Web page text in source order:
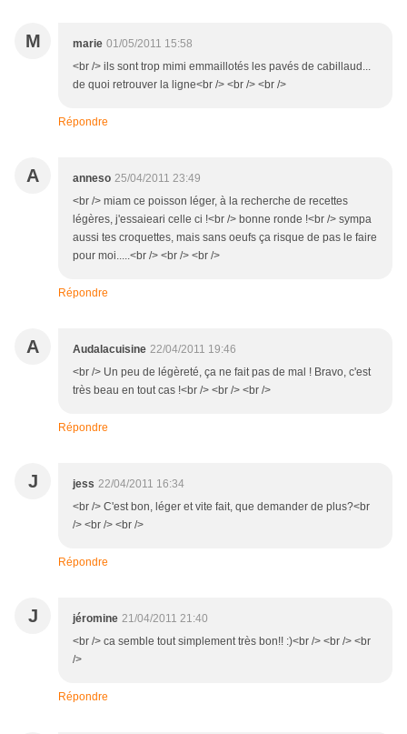
M marie 01/05/2011 15:58
<br /> ils sont trop mimi emmaillotés les pavés de cabillaud...
de quoi retrouver la ligne<br /> <br /> <br />
Répondre
A anneso 25/04/2011 23:49
<br /> miam ce poisson léger, à la recherche de recettes
légères, j'essaieari celle ci !<br /> bonne ronde !<br /> sympa
aussi tes croquettes, mais sans oeufs ça risque de pas le faire
pour moi.....<br /> <br /> <br />
Répondre
A Audalacuisine 22/04/2011 19:46
<br /> Un peu de légèreté, ça ne fait pas de mal ! Bravo, c'est
très beau en tout cas !<br /> <br /> <br />
Répondre
J jess 22/04/2011 16:34
<br /> C'est bon, léger et vite fait, que demander de plus?<br
/> <br /> <br />
Répondre
J jéromine 21/04/2011 21:40
<br /> ca semble tout simplement très bon!! :)<br /> <br /> <br
/>
Répondre